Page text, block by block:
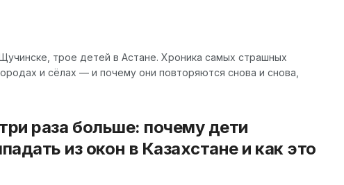
трое детей в Астане. Хроника самых страшных
и сёлах — и почему они повторяются снова и снова,
раза больше: почему дети
из окон в Казахстане и как это